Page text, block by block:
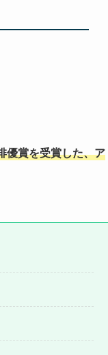
優賞を受賞した、ア